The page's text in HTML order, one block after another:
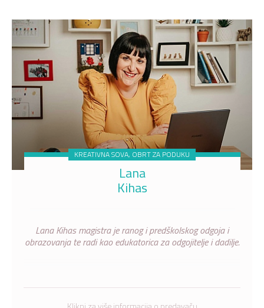
KREATIVNA SOVA, OBRT ZA PODUKU
Lana
Kihas
Lana Kihas magistra je ranog i predškolskog odgoja i
obrazovanja te radi kao edukatorica za odgojitelje i dadilje.